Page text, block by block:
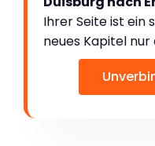
Ihrer Seite ist ein
neues Kapitel